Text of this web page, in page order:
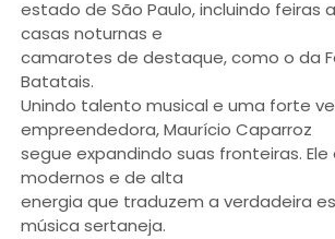
estado de São Paulo, incluindo feiras
casas noturnas e
camarotes de destaque, como o da
Batatais.
Unindo talento musical e uma forte
empreendedora, Maurício Caparroz
segue expandindo suas fronteiras.
modernos e de alta
energia que traduzem a verdadeira
música sertaneja.
+